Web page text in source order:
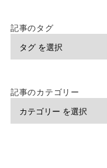
記事のタグ
記事のカテゴリー